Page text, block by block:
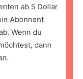
ab 5 Dollar
Abonnent
Wenn du
dann